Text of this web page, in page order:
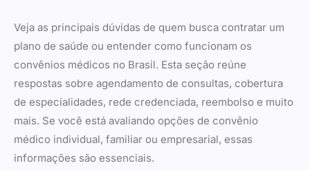
Veja as principais dúvidas de quem busca contratar um
plano de saúde ou entender como funcionam os
convênios médicos no Brasil. Esta seção reúne
respostas sobre agendamento de consultas, cobertura
de especialidades, rede credenciada, reembolso e muito
mais. Se você está avaliando opções de convênio
médico individual, familiar ou empresarial, essas
informações são essenciais.